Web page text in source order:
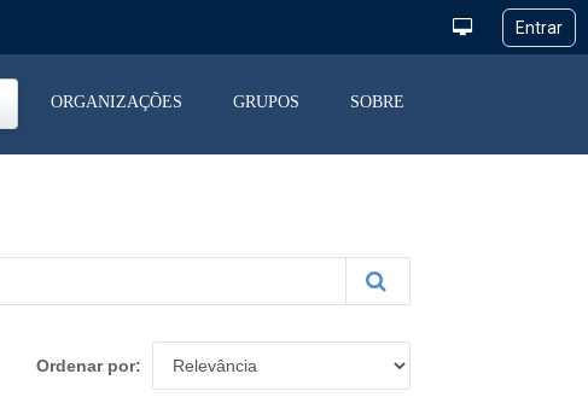
ORGANIZAÇÕES GRUPOS SOBRE
Ordenar por